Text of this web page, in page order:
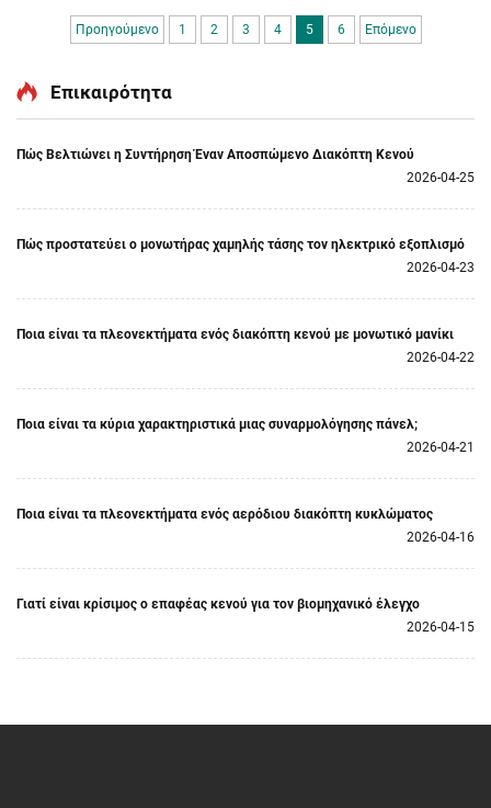
Προηγούμενο 1 2 3 4 5 6 Επόμενο
Επικαιρότητα
Πώς Βελτιώνει η Συντήρηση Έναν Αποσπώμενο Διακόπτη Κενού
2026-04-25
Πώς προστατεύει ο μονωτήρας χαμηλής τάσης τον ηλεκτρικό εξοπλισμό
2026-04-23
Ποια είναι τα πλεονεκτήματα ενός διακόπτη κενού με μονωτικό μανίκι
2026-04-22
Ποια είναι τα κύρια χαρακτηριστικά μιας συναρμολόγησης πάνελ;
2026-04-21
Ποια είναι τα πλεονεκτήματα ενός αερόδιου διακόπτη κυκλώματος
2026-04-16
Γιατί είναι κρίσιμος ο επαφέας κενού για τον βιομηχανικό έλεγχο
2026-04-15